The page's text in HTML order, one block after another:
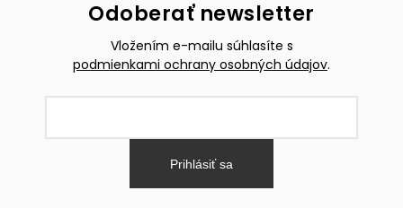
Odoberať newsletter
Vložením e-mailu súhlasíte s
podmienkami ochrany osobných údajov.
Prihlásiť sa